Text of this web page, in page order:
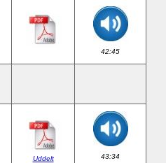
42:45
Uddelt 43:34